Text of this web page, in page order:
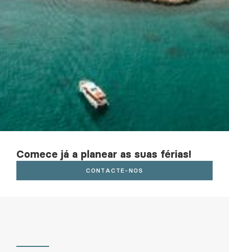
Comece já a planear as suas férias!
CONTACTE-NOS